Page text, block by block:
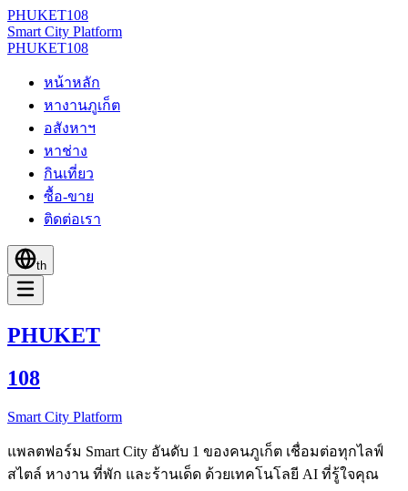
PHUKET108
Smart City Platform
PHUKET108
หน้าหลัก
หางานภูเก็ต
อสังหาฯ
หาช่าง
กินเที่ยว
ซื้อ-ขาย
ติดต่อเรา
th
PHUKET
108
Smart City Platform
แพลตฟอร์ม Smart City อันดับ 1 ของคนภูเก็ต เชื่อมต่อทุกไลฟ์
สไตล์ หางาน ที่พัก และร้านเด็ด ด้วยเทคโนโลยี AI ที่รู้ใจคุณ